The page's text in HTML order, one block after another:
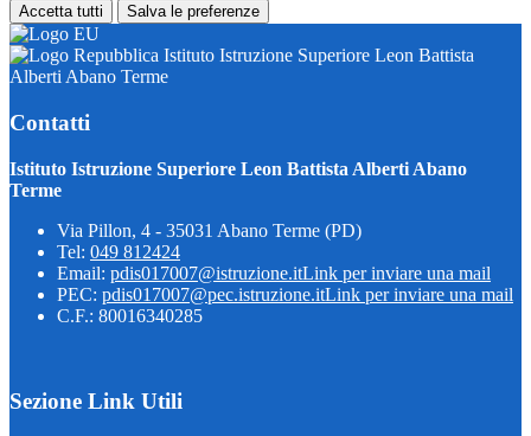
Accetta tutti Salva le preferenze
Istituto Istruzione Superiore Leon Battista
Alberti Abano Terme
Contatti
Istituto Istruzione Superiore Leon Battista Alberti Abano
Terme
Via Pillon, 4 - 35031 Abano Terme (PD)
Tel: 049 812424
Email: pdis017007@istruzione.itLink per inviare una mail
PEC: pdis017007@pec.istruzione.itLink per inviare una mail
C.F.: 80016340285
Sezione Link Utili